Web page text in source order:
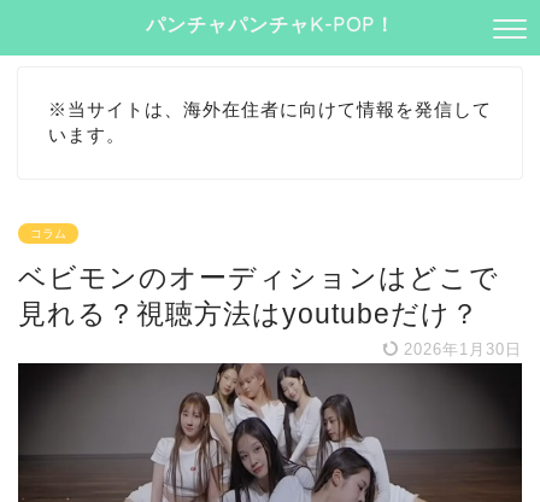
パンチャパンチャK-POP！
※当サイトは、海外在住者に向けて情報を発信して
います。
コラム
ベビモンのオーディションはどこで
見れる？視聴方法はyoutubeだけ？
2026年1月30日